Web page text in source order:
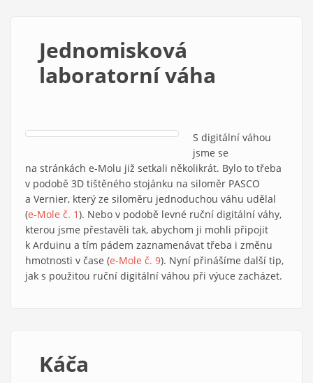
Jednomisková
laboratorní váha
S digitální váhou
jsme se
na stránkách e-Molu již setkali několikrát. Bylo to třeba
v podobě 3D tištěného stojánku na siloměr PASCO
a Vernier, který ze siloměru jednoduchou váhu udělal
(e-Mole č. 1). Nebo v podobě levné ruční digitální váhy,
kterou jsme přestavěli tak, abychom ji mohli připojit
k Arduinu a tím pádem zaznamenávat třeba i změnu
hmotnosti v čase (e-Mole č. 9). Nyní přinášíme další tip,
jak s použitou ruční digitální váhou při výuce zacházet.
Káča